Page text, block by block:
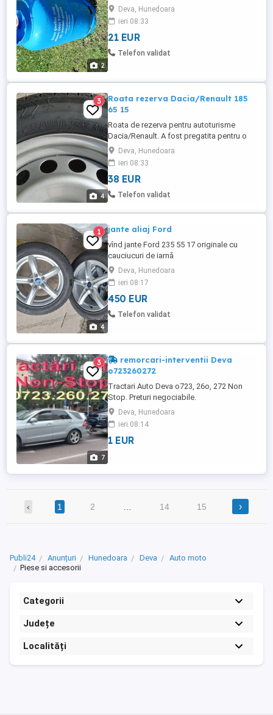
2
Deva. Mai este disponibilă o plita pe gaz
cu două ochiuri marca Zilan la prețul de
100 lei.
Deva, Hunedoara
ieri 08:33
21 EUR
Telefon validat
4
3
Roata rezerva Dacia/Renault 185
65 15
Roata de rezerva pentru autoturisme
Dacia/Renault. A fost pregatita pentru o
masina Dacia Sandero. Dimensiuni
185/65/15. Are anvelopa de iarna Sunny
cu DOT 2023.
Deva, Hunedoara
ieri 08:33
38 EUR
Telefon validat
4
1 jante aliaj Ford
vînd jante Ford 235 55 17 originale cu
cauciucuri de iarnă
Deva, Hunedoara
ieri 08:17
450 EUR
Telefon validat
7
3
remorcari-interventii Deva
o723260272
Tractari Auto Deva o723, 26o, 272 Non
Stop. Preturi negociabile.
Deva, Hunedoara
ieri 08:14
1 EUR
‹ 1 2 14 15 ›
Publi24 Anunțuri Hunedoara Deva
Auto moto
Piese si accesorii
Categorii
Județe
Localități